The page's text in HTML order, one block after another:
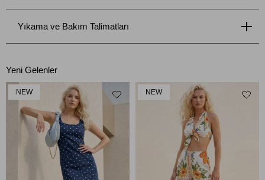
Yıkama ve Bakım Talimatları
Yeni Gelenler
NEW NEW